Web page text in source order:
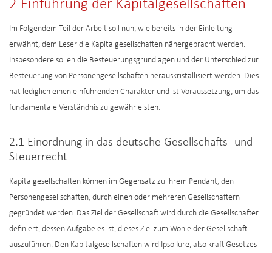
2 Einführung der Kapitalgesellschaften
Im Folgendem Teil der Arbeit soll nun, wie bereits in der Einleitung
erwähnt, dem Leser die Kapitalgesellschaften nähergebracht werden.
Insbesondere sollen die Besteuerungsgrundlagen und der Unterschied zur
Besteuerung von Personengesellschaften herauskristallisiert werden. Dies
hat lediglich einen einführenden Charakter und ist Voraussetzung, um das
fundamentale Verständnis zu gewährleisten.
2.1 Einordnung in das deutsche Gesellschafts- und
Steuerrecht
Kapitalgesellschaften können im Gegensatz zu ihrem Pendant, den
Personengesellschaften, durch einen oder mehreren Gesellschaftern
gegründet werden. Das Ziel der Gesellschaft wird durch die Gesellschafter
definiert, dessen Aufgabe es ist, dieses Ziel zum Wohle der Gesellschaft
auszuführen. Den Kapitalgesellschaften wird Ipso Iure, also kraft Gesetzes